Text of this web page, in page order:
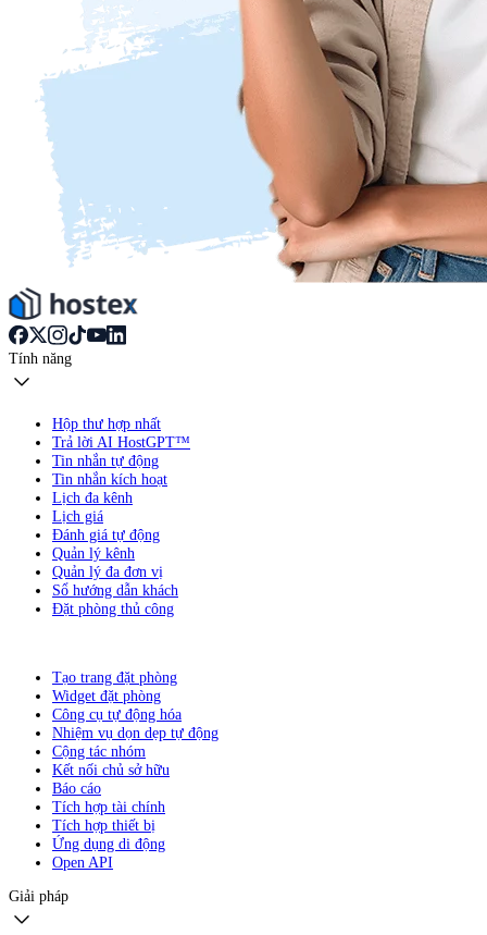
Tính năng
Hộp thư hợp nhất
Trả lời AI HostGPT™
Tin nhắn tự động
Tin nhắn kích hoạt
Lịch đa kênh
Lịch giá
Đánh giá tự động
Quản lý kênh
Quản lý đa đơn vị
Sổ hướng dẫn khách
Đặt phòng thủ công
Tạo trang đặt phòng
Widget đặt phòng
Công cụ tự động hóa
Nhiệm vụ dọn dẹp tự động
Cộng tác nhóm
Kết nối chủ sở hữu
Báo cáo
Tích hợp tài chính
Tích hợp thiết bị
Ứng dụng di động
Open API
Giải pháp